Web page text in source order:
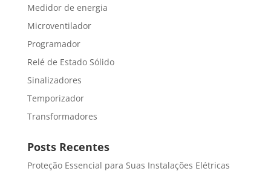
Medidor de energia
Microventilador
Programador
Relé de Estado Sólido
Sinalizadores
Temporizador
Transformadores
Posts Recentes
Proteção Essencial para Suas Instalações Elétricas